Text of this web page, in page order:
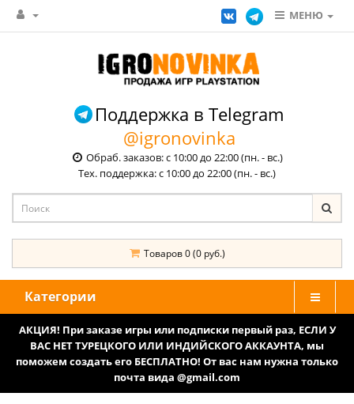
МЕНЮ
Поддержка в Telegram
@igronovinka
Обраб. заказов: с 10:00 до 22:00 (пн. - вс.)
Тех. поддержка: с 10:00 до 22:00 (пн. - вс.)
Товаров 0 (0 руб.)
Категории
АКЦИЯ! При заказе игры или подписки первый раз, ЕСЛИ У
ВАС НЕТ ТУРЕЦКОГО ИЛИ ИНДИЙСКОГО АККАУНТА, мы
поможем создать его БЕСПЛАТНО! От вас нам нужна только
почта вида @gmail.com